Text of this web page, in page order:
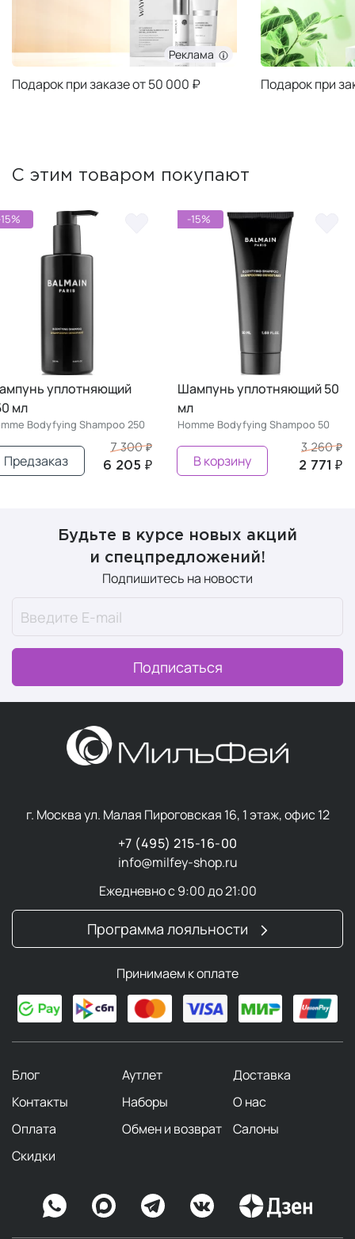
Реклама
Подарок при заказе от 50 000 ₽ Подарок при
С этим товаром покупают
уплотняющий
мл
Bodyfying Shampoo 250
7 300 ₽
6 205 ₽
Предзаказ
-15%
Шампунь уплотняющий 50
мл
Homme Bodyfying Shampoo 50
3 260 ₽
2 771 ₽
В корзину
Будьте в курсе новых акций
и спецпредложений!
Подпишитесь на новости
Подписаться
г. Москва ул. Малая Пироговская 16, 1 этаж, офис 12
+7 (495) 215-16-00
info@milfey-shop.ru
Ежедневно с 9:00 до 21:00
Программа лояльности
Принимаем к оплате
Блог Аутлет
Доставка
Контакты
Наборы
О нас
Оплата
Обмен и возврат
Салоны
Скидки